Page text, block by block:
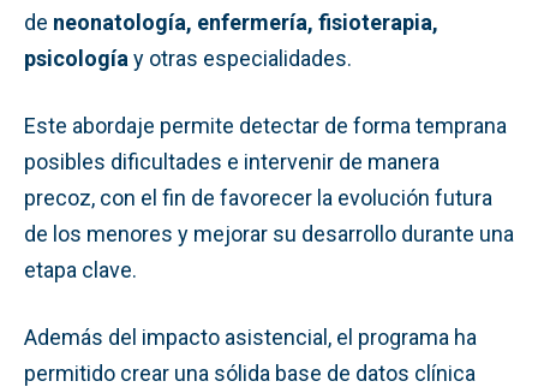
de neonatología, enfermería, fisioterapia,
psicología y otras especialidades.
Este abordaje permite detectar de forma temprana
posibles dificultades e intervenir de manera
precoz, con el fin de favorecer la evolución futura
de los menores y mejorar su desarrollo durante una
etapa clave.
Además del impacto asistencial, el programa ha
permitido crear una sólida base de datos clínica